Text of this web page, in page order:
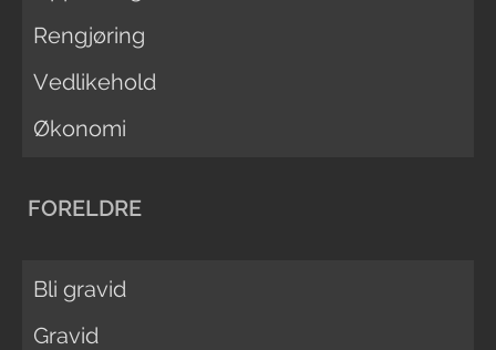
Rengjøring
Vedlikehold
Økonomi
FORELDRE
Bli gravid
Gravid